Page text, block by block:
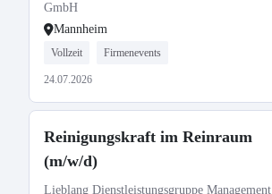
GmbH
Mannheim
Vollzeit Firmenevents
24.07.2026
Reinigungskraft im Reinraum
(m/w/d)
Lieblang Dienstleistungsgruppe Management